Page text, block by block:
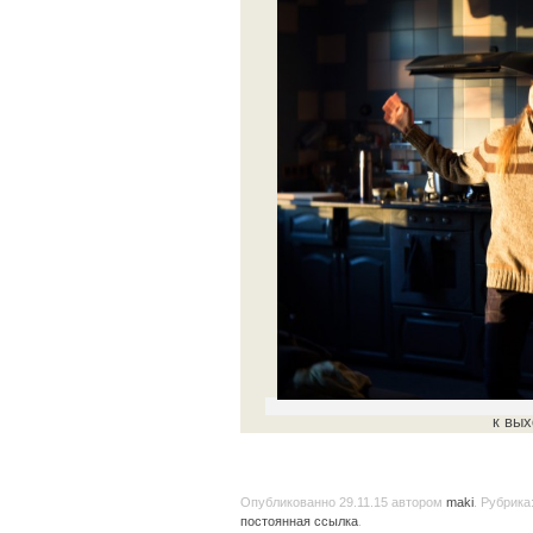
к
Опубликованно 29.11.15 автором maki . Рубрика:
постоянная ссылка